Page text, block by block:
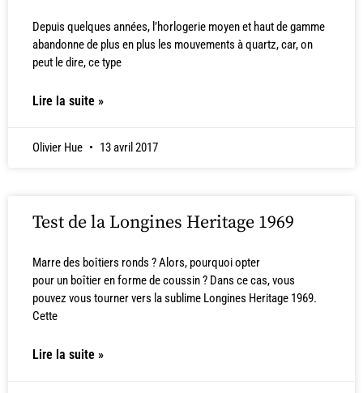
Depuis quelques années, l’horlogerie moyen et haut de gamme
abandonne de plus en plus les mouvements à quartz, car, on
peut le dire, ce type
Lire la suite »
Olivier Hue 13 avril 2017
Test de la Longines Heritage 1969
Marre des boîtiers ronds ? Alors, pourquoi opter
pour un boîtier en forme de coussin ? Dans ce cas, vous
pouvez vous tourner vers la sublime Longines Heritage 1969.
Cette
Lire la suite »